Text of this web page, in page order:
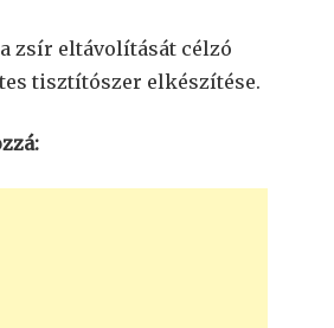
zsír eltávolítását célzó
tisztítószer elkészítése.